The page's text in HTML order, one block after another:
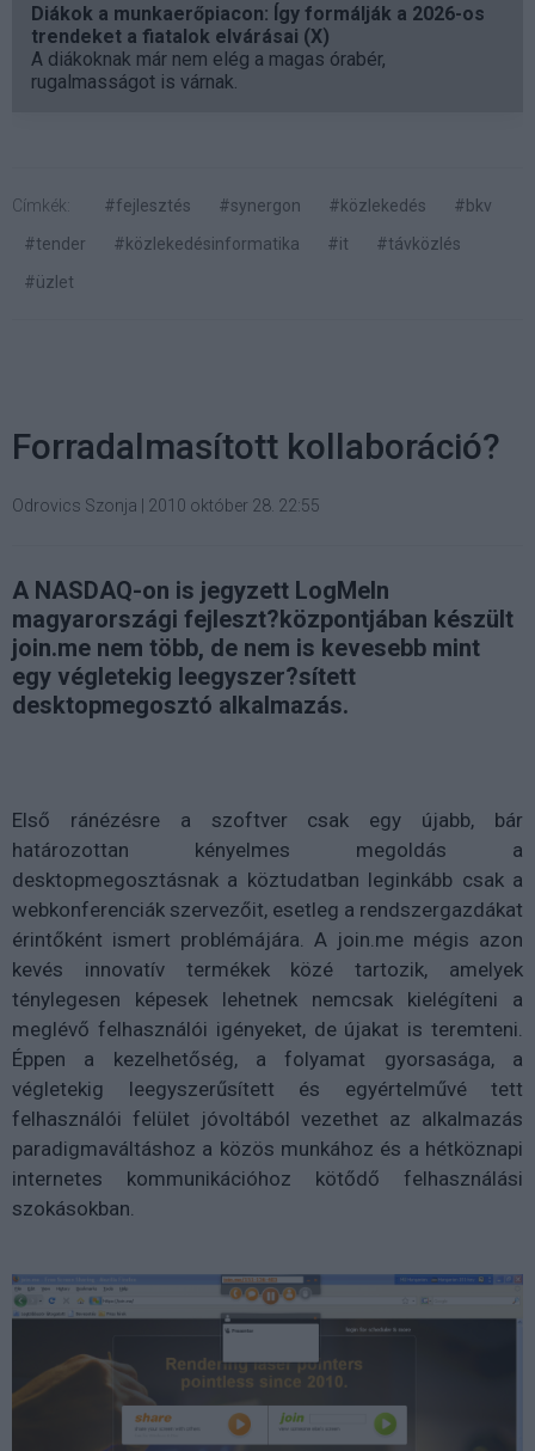
Diákok a munkaerőpiacon: Így formálják a 2026-os
trendeket a fiatalok elvárásai (X)
A diákoknak már nem elég a magas órabér,
rugalmasságot is várnak.
Címkék: #fejlesztés #synergon #közlekedés
#bkv
#tender
#közlekedésinformatika #it
#távközlés
#üzlet
Forradalmasított kollaboráció?
Odrovics Szonja 2010 október 28. 22:55
A NASDAQ-on is jegyzett LogMeIn
magyarországi fejleszt?központjában készült
join.me nem több, de nem is kevesebb mint
egy végletekig leegyszer?sített
desktopmegosztó alkalmazás.
Első ránézésre a szoftver csak egy újabb, bár
határozottan kényelmes megoldás a
desktopmegosztásnak a köztudatban leginkább csak a
webkonferenciák szervezőit, esetleg a rendszergazdákat
érintőként ismert problémájára. A join.me mégis azon
kevés innovatív termékek közé tartozik, amelyek
ténylegesen képesek lehetnek nemcsak kielégíteni a
meglévő felhasználói igényeket, de újakat is teremteni.
Éppen a kezelhetőség, a folyamat gyorsasága, a
végletekig leegyszerűsített és egyértelművé tett
felhasználói felület jóvoltából vezethet az alkalmazás
paradigmaváltáshoz a közös munkához és a hétköznapi
internetes kommunikációhoz kötődő felhasználási
szokásokban.